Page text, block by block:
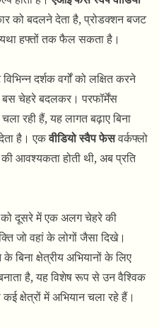
को बदलने देता है, प्रोडक्शन बजट
हफ्तों तक फैल सकता है।
दर्शक वर्गों को लक्षित करने
बस चेहरे बदलकर। परफॉर्मेंस
चला रही हैं, यह लागत बढ़ाए बिना
है। एकवीडियो स्वैप फेसवर्कफ्लो
आवश्यकता होती थी, अब प्रति
को दूसरे में एक अलग चेहरे की
जो वहां के लोगों जैसा दिखे।
क्षेत्रीय अभियानों के लिए
है, यह विशेष रूप से उन वैश्विक
क्षेत्रों में अभियान चला रहे हैं।